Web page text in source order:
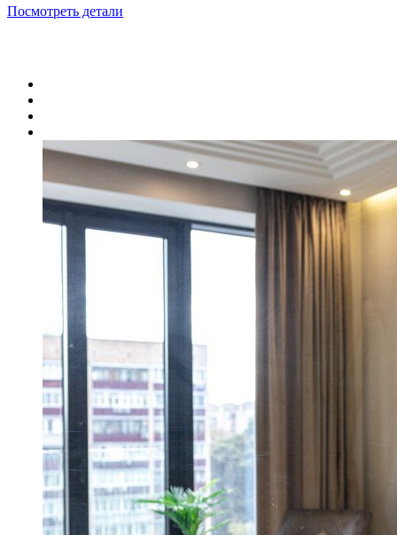
Посмотреть детали